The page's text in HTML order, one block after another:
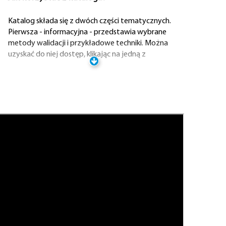
Katalog składa się z dwóch części tematycznych.
Pierwsza - informacyjna - przedstawia wybrane
metody walidacji i przykładowe techniki. Można
uzyskać do niej dostęp, klikając na jedną z
wymienionych poniżej metod lub wybierając w